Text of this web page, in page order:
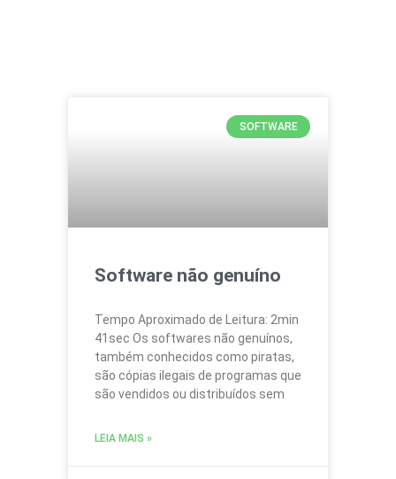
SOFTWARE
Software não genuíno
Tempo Aproximado de Leitura: 2min
41sec Os softwares não genuínos,
também conhecidos como piratas,
são cópias ilegais de programas que
são vendidos ou distribuídos sem
LEIA MAIS »